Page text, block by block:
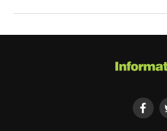
77° Asamblea
balance del papel
mandatarios